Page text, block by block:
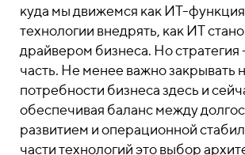
куда мы движемся как ИТ-
технологии внедрять, как ИТ
драйвером бизнеса. Но стратегия
часть. Не менее важно закрывать
потребности бизнеса здесь и
обеспечивая баланс между
развитием и операционной
части технологий это выбор